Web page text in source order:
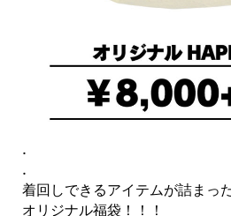
.
.
着回しできるアイテムが詰まっ
オリジナル福袋！！！